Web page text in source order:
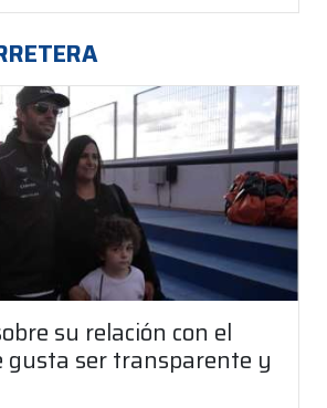
su relación con el
gusta ser transparente y